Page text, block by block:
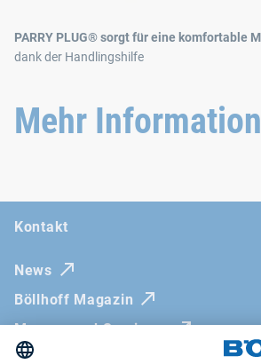
PARRY PLUG® sorgt für eine komfortable
dank der Handlingshilfe
Mehr
Kontakt
News
Böllhoff Magazin
Messen und Seminare
Newsletter